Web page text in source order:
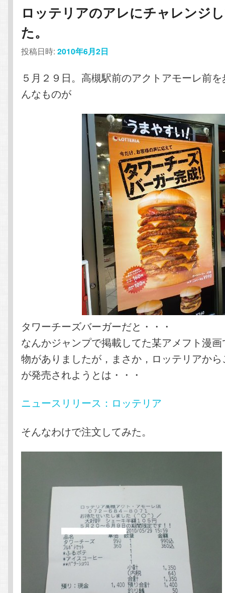
ロッテリアのアレにチャレンジ
た。
投稿日時:2010年6月2日
５月２９日。高槻駅前のアクトアモーレ前
んなものが
タワーチーズバーガーだと・・・
なんかジャンプで掲載してた某アメフト漫
物がありましたが，まさか，ロッテリアか
が発売されようとは・・・
ニュースリリース：ロッテリア
そんなわけで注文してみた。